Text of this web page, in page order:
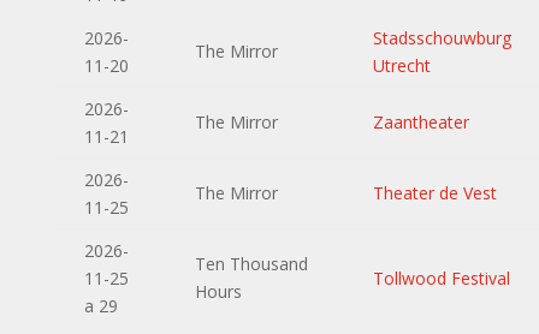
2026-
11-20
The Mirror
Stadsschouwburg
Utrecht
2026-
11-21
The Mirror Zaantheater
2026-
11-25
The Mirror Theater de Vest
2026-
11-25
a 29
Ten Thousand
Hours
Tollwood Festival